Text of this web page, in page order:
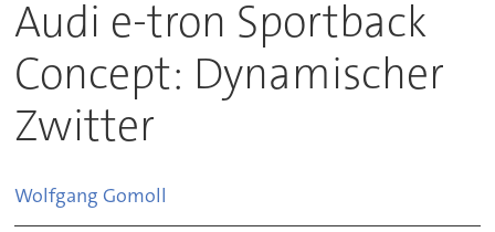
Audi e-tron Sportback
Concept: Dynamischer
Zwitter
Wolfgang Gomoll